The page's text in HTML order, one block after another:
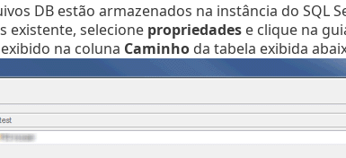
DB estão armazenados na instância do SQL
existente, selecione propriedadese clique na
na coluna Caminhoda tabela exibida